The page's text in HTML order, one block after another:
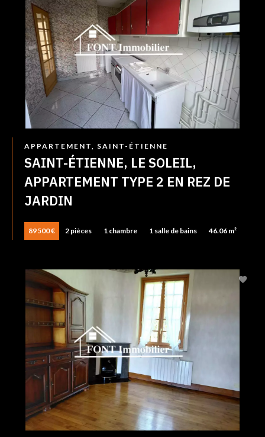
APPARTEMENT, SAINT-ÉTIENNE
SAINT-ÉTIENNE, LE SOLEIL,
APPARTEMENT TYPE 2 EN REZ DE
JARDIN
89 500 € 2 pièces 1 chambre 1 salle de bains 46.06 m²